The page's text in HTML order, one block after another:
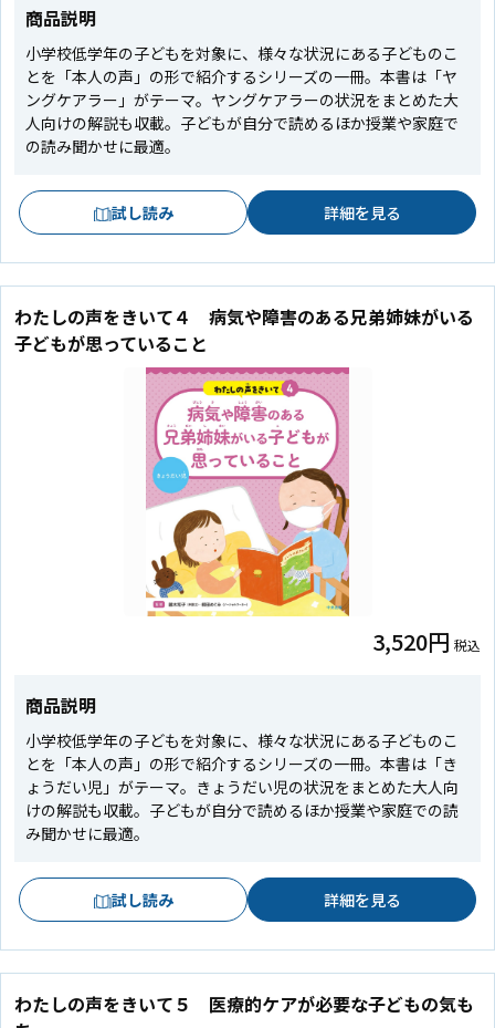
商品説明
小学校低学年の子どもを対象に、様々な状況にある子どものこ
とを「本人の声」の形で紹介するシリーズの一冊。本書は「ヤ
ングケアラー」がテーマ。ヤングケアラーの状況をまとめた大
人向けの解説も収載。子どもが自分で読めるほか授業や家庭で
の読み聞かせに最適。
試し読み 詳細を見る
わたしの声をきいて４ 病気や障害のある兄弟姉妹がいる
子どもが思っていること
3,520円 税込
商品説明
小学校低学年の子どもを対象に、様々な状況にある子どものこ
とを「本人の声」の形で紹介するシリーズの一冊。本書は「き
ょうだい児」がテーマ。きょうだい児の状況をまとめた大人向
けの解説も収載。子どもが自分で読めるほか授業や家庭での読
み聞かせに最適。
試し読み 詳細を見る
わたしの声をきいて５ 医療的ケアが必要な子どもの気も